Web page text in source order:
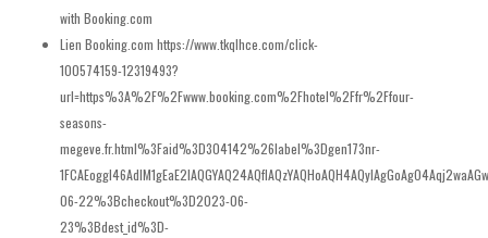
with Booking.com
Lien Booking.com https://www.tkqlhce.com/click-
100574159-12319493?
url=https%3A%2F%2Fwww.booking.com%2Fhotel%2Ffr%2Ffour-
seasons-
megeve.fr.html%3Faid%3D304142%26label%3Dgen173nr-
06-22%3Bcheckout%3D2023-06-
23%3Bdest_id%3D-